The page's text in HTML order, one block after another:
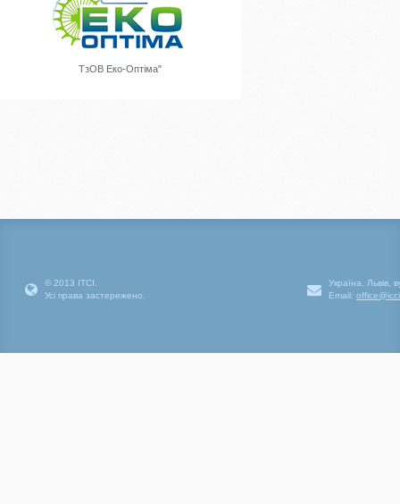
ТзОВ Еко-Оптіма"
© 2013 ІТСІ.
Усі права застережено.
Україна, Львів,
Email: